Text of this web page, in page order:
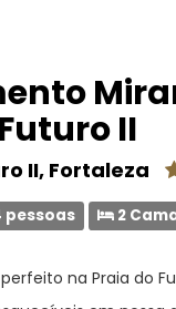
II
II, Fortaleza
pessoas
2
na Praia do